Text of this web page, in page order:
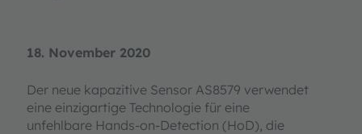
18. November 2020
Der neue kapazitive Sensor AS8579 verwendet
eine einzigartige Technologie für eine
unfehlbare Hands-on-Detection (HoD), die